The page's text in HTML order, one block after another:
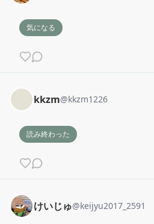
気になる
kkzm@kkzm1226
読み終わった
けいじゅ@keijyu2017_2591